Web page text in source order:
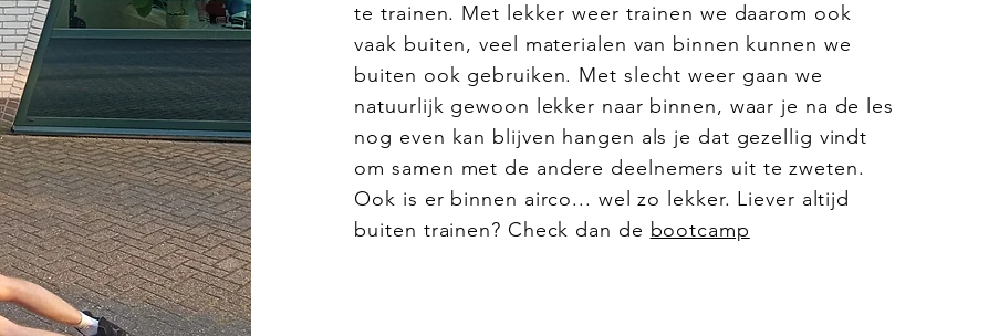
te trainen. Met lekker weer trainen we daarom ook
vaak buiten, veel materialen van binnen kunnen we
buiten ook gebruiken. Met slecht weer gaan we
natuurlijk gewoon lekker naar binnen, waar je na de les
nog even kan blijven hangen als je dat gezellig vindt
om samen met de andere deelnemers uit te zweten.
Ook is er binnen airco... wel zo lekker. Liever altijd
buiten trainen? Check dan de bootcamp